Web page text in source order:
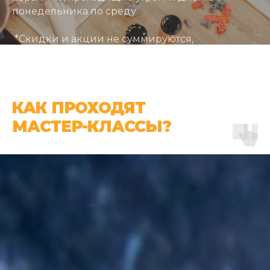
понедельника по среду
*Скидки и акции не суммируются,
ЗАПИСАТЬСЯ
КАК ПРОХОДЯТ
МАСТЕР-КЛАССЫ?